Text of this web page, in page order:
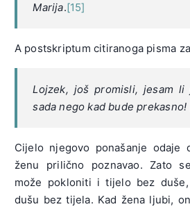
Marija.[15]
A postskriptum citiranoga pisma
Lojzek, još promisli, jesam li
sada nego kad bude prekasno!
Cijelo njegovo ponašanje odaje
ženu prilično poznavao. Zato
može pokloniti i tijelo bez
dušu bez tijela. Kad žena ljubi,